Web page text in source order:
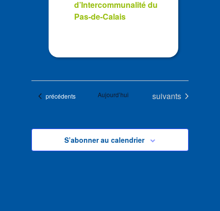
d’Intercommunalité du
Pas-de-Calais
Évènements
précédents Aujourd’hui Évènements
suivants
S’abonner au calendrier